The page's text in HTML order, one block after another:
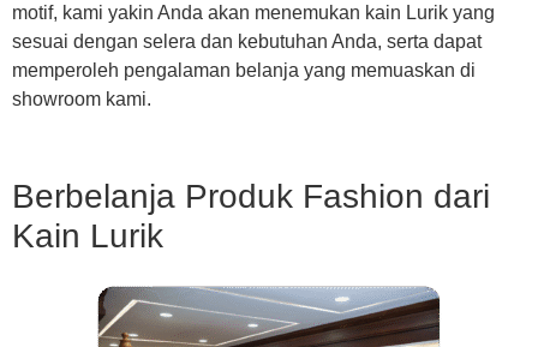
motif, kami yakin Anda akan menemukan kain Lurik yang
sesuai dengan selera dan kebutuhan Anda, serta dapat
memperoleh pengalaman belanja yang memuaskan di
showroom kami.
Berbelanja Produk Fashion dari
Kain Lurik